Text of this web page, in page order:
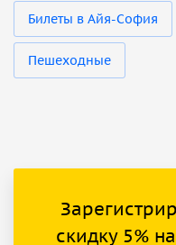
Билеты в Айя-София
Пешеходные
скидку 5%